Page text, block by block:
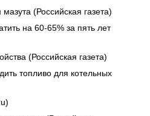
(Российская газета)
на 60-65% за пять лет
(Российская газета)
топливо для котельных